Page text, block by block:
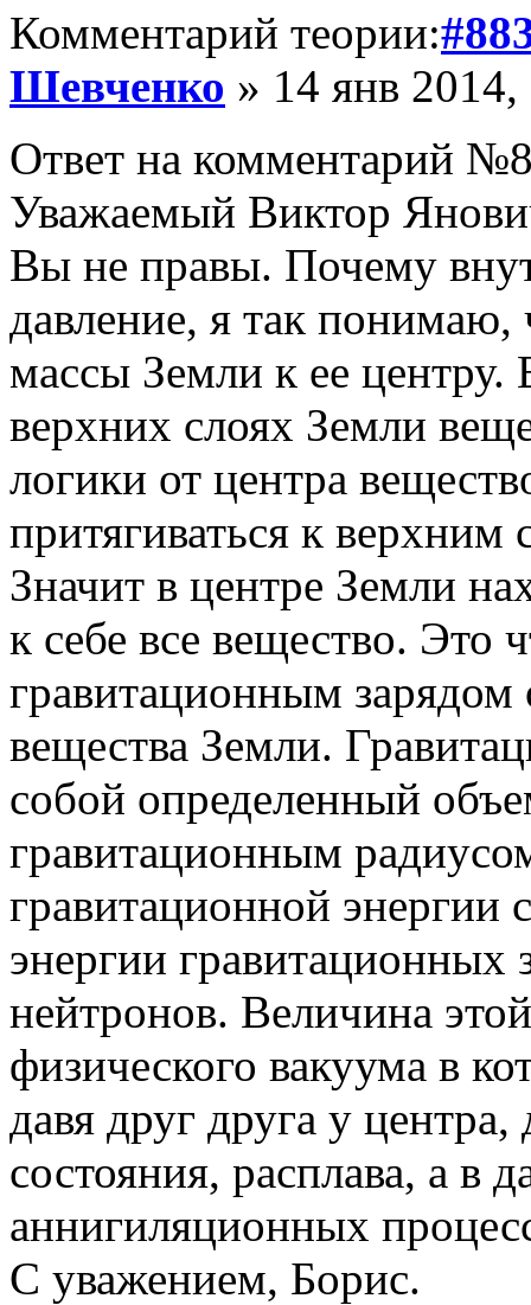
Комментарий теории:
Шевченко » 14 янв
Ответ на комментарий
Уважаемый Виктор
Вы не правы. Почему
давление, я так понимаю,
массы Земли к ее центру.
верхних слоях Земли
логики от центра
притягиваться к верхним
Значит в центре Земли
к себе все вещество. Это
гравитационным
вещества Земли.
собой определенный
гравитационным
гравитационной энергии
энергии гравитационных
нейтронов. Величина
физического вакуума в
давя друг друга у
состояния, расплава, а в
аннигиляционных
С уважением, Борис.